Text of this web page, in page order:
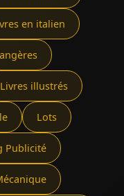
en italien
Livres illustrés
Lots
Publicité